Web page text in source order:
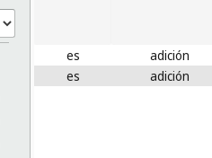
es
adición
es
adición